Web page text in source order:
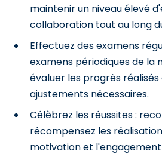
maintenir un niveau élevé
collaboration tout au long
Effectuez des examens
examens périodiques de la
évaluer les progrès
ajustements nécessaires.
Célèbrez les réussites :
récompensez les
motivation et